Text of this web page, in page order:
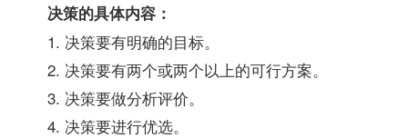
决策的具体内容：
1. 决策要有明确的目标。
2. 决策要有两个或两个以上的可行方案。
3. 决策要做分析评价。
4. 决策要进行优选。